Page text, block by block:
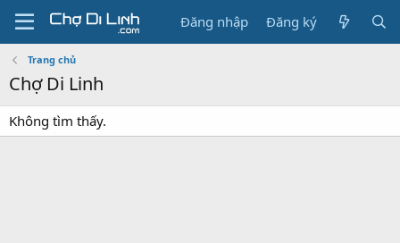
Đăng nhập Đăng ký
Trang chủ
Chợ Di Linh
Không tìm thấy.